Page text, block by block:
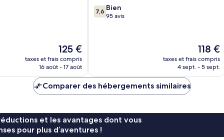
Le
nouveau
prix
de
125 €
125 €
taxes et frais compris
16 août - 17 août
7.6
sur
7,6 Bien
95 avis
Le
nouveau
prix
118 €
taxes et frais compris
4 sept. - 5 sept.
Comparer des hébergements similaires
et les avantages dont vous
pour plus d’aventures !